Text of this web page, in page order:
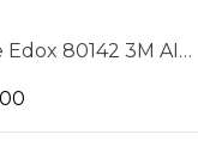
Montre Edox 80142 3M AIN Delfin 1973 The Original 41mm Automatique 3 Aiguilles, Bracelet Acier, Cadran Argenté, Étanchéité 20 ATM